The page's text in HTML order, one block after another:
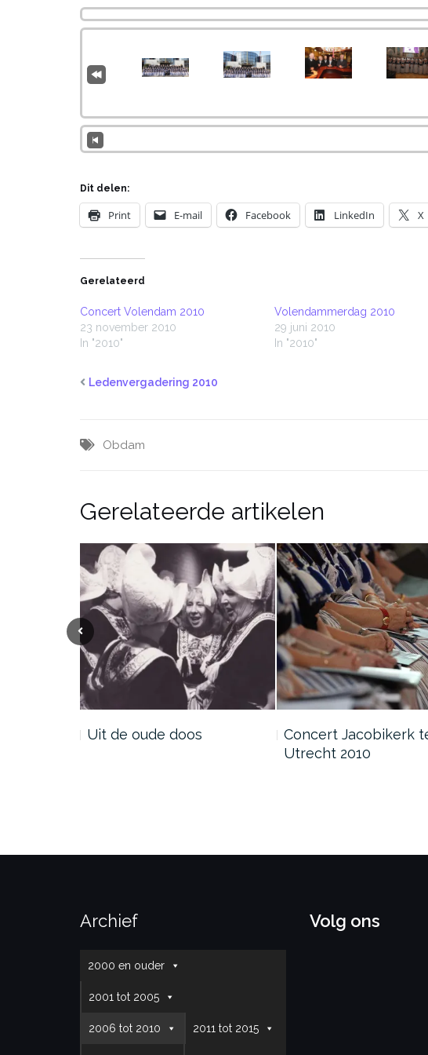
Dit delen:
Print E-mail Facebook LinkedIn X
Gerelateerd
Concert Volendam 2010
23 november 2010
In "2010"
Volendammerdag 2010
29 juni 2010
In "2010"
Ledenvergadering 2010
Obdam
Gerelateerde artikelen
Vorige
Uit de oude doos
Concert Jacobikerk
Utrecht 2010
Archief
2000 en ouder
2001 tot 2005
2006 tot 2010 2011 tot 2015
Volg ons